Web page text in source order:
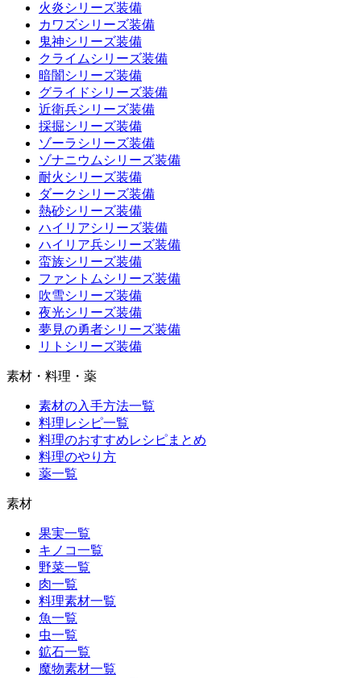
火炎シリーズ装備
カワズシリーズ装備
鬼神シリーズ装備
クライムシリーズ装備
暗闇シリーズ装備
グライドシリーズ装備
近衛兵シリーズ装備
採掘シリーズ装備
ゾーラシリーズ装備
ゾナニウムシリーズ装備
耐火シリーズ装備
ダークシリーズ装備
熱砂シリーズ装備
ハイリアシリーズ装備
ハイリア兵シリーズ装備
蛮族シリーズ装備
ファントムシリーズ装備
吹雪シリーズ装備
夜光シリーズ装備
夢見の勇者シリーズ装備
リトシリーズ装備
素材・料理・薬
素材の入手方法一覧
料理レシピ一覧
料理のおすすめレシピまとめ
料理のやり方
薬一覧
素材
果実一覧
キノコ一覧
野菜一覧
肉一覧
料理素材一覧
魚一覧
虫一覧
鉱石一覧
魔物素材一覧